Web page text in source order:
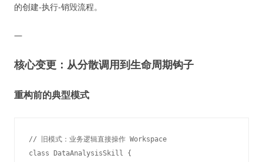
的创建-执行-销毁流程。
—
核心变更：从分散调用到生命周期钩子
重构前的典型模式
// 旧模式：业务逻辑直接操作 Workspace
class DataAnalysisSkill {